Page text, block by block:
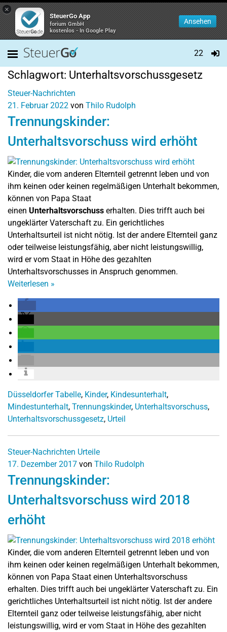
×
SteuerGo App
forium GmbH
kostenlos - In Google Play
Ansehen
22
Schlagwort: Unterhaltsvorschussgesetz
Steuer-Nachrichten
21. Februar 2022 von Thilo Rudolph
Trennungskinder:
Unterhaltsvorschuss wird erhöht
Kinder, die vom anderen Elternteil getrennt leben und von
ihm keinen oder keinen regelmäßigen Unterhalt bekommen,
können von Papa Staat
einen Unterhaltsvorschuss erhalten. Dies trifft auch bei
ungeklärter Vaterschaft zu. Ein gerichtliches
Unterhaltsurteil ist nicht nötig. Ist der andere Elternteil ganz
oder teilweise leistungsfähig, aber nicht leistungswillig,
wird er vom Staat in Höhe des gezahlten
Unterhaltsvorschusses in Anspruch genommen.
Weiterlesen »
Düsseldorfer Tabelle, Kinder, Kindesunterhalt,
Mindestunterhalt, Trennungskinder, Unterhaltsvorschuss,
Unterhaltsvorschussgesetz, Urteil
Steuer-Nachrichten Urteile
17. Dezember 2017 von Thilo Rudolph
Trennungskinder:
Unterhaltsvorschuss wird 2018
erhöht
Kinder, die vom anderen Elternteil getrennt leben und von
ihm keinen oder keinen regelmäßigen Unterhalt bekommen,
können von Papa Staat einen Unterhaltsvorschuss
erhalten. Dies trifft auch bei ungeklärter Vaterschaft zu. Ein
gerichtliches Unterhaltsurteil ist nicht nötig. Ist der andere
Elternteil ganz oder teilweise leistungsfähig, aber nicht
leistungswillig, wird er vom Staat in Höhe des gezahlten